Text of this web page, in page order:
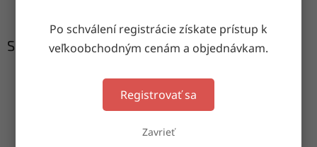
Po schválení registrácie získate prístup k
veľkoobchodným cenám a objednávkam.
Registrovať sa
Zavrieť
Súvisiaci tovar